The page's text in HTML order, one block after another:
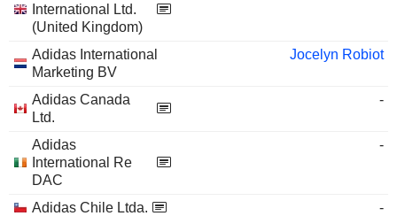
International Ltd.
(United Kingdom)
Adidas International
Marketing BV
Jocelyn Robiot
Adidas Canada
Ltd.
-
Adidas
International Re
DAC
-
Adidas Chile Ltda. -